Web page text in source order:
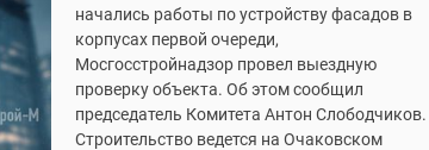
начались работы по устройству фасадов в
корпусах первой очереди,
Мосгосстройнадзор провел выездную
проверку объекта. Об этом сообщил
председатель Комитета Антон Слободчиков.
Строительство ведется на Очаковском